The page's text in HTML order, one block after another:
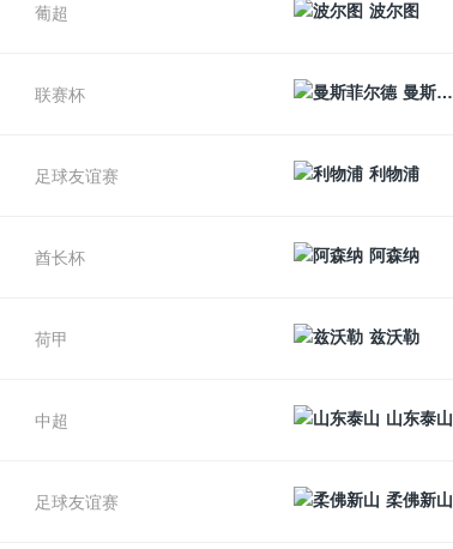
葡超 波尔图
联赛杯 曼斯菲尔德
足球友谊赛 利物浦
酋长杯 阿森纳
荷甲 兹沃勒
中超 山东泰山
足球友谊赛 柔佛新山